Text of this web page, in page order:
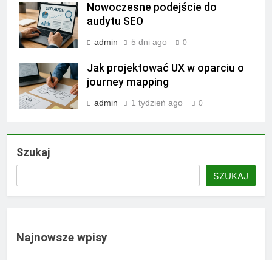
Nowoczesne podejście do
audytu SEO
admin 5 dni ago 0
Jak projektować UX w oparciu o
journey mapping
admin 1 tydzień ago 0
Szukaj
SZUKAJ
Najnowsze wpisy